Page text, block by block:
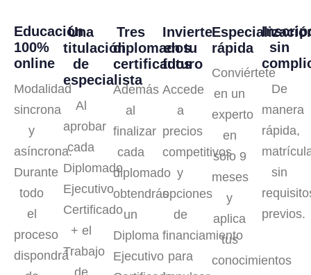
Educación
100%
online
Modalidad
sincrona
y
asíncrona.
Durante
todo
el
proceso
dispondrá
Una
titulación
de
especialista
Al
aprobar
cada
Diplomado
Ejecutivo
Certificado
+ el
Trabajo
de
Tres
diplomados
certificados
Además
al
finalizar
cada
diplomado
obtendrás
un
Diploma
Ejecutivo
Invierte
en tu
futuro
Accede
a
precios
competitivos
y
opciones
de
financiamiento
para
rápida
Conviértete
en un
experto
en
solo 9
meses
y
aplica
tus
conocimientos
sin
De
manera
rápida,
sin
previos.